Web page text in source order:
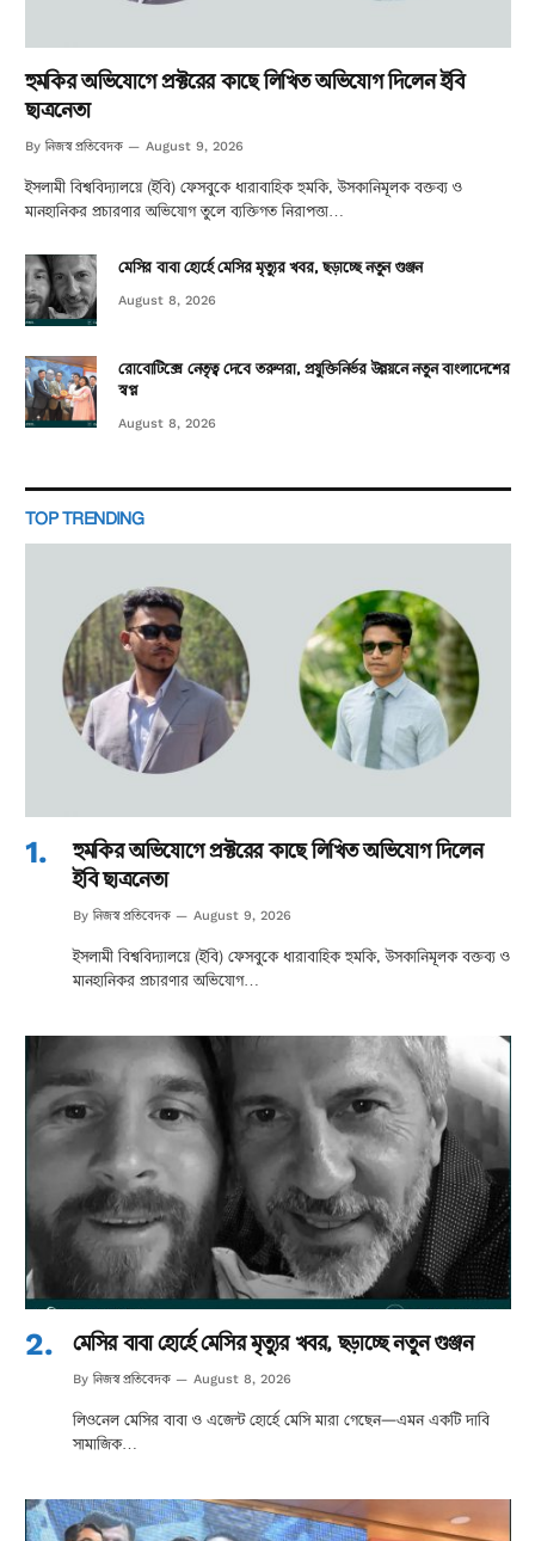
হুমকির অভিযোগে প্রক্টরের কাছে লিখিত অভিযোগ দিলেন ইবি
ছাত্রনেতা
By নিজস্ব প্রতিবেদক August 9, 2026
ইসলামী বিশ্ববিদ্যালয়ে (ইবি) ফেসবুকে ধারাবাহিক হুমকি, উসকানিমূলক বক্তব্য ও
মানহানিকর প্রচারণার অভিযোগ তুলে ব্যক্তিগত নিরাপত্তা…
মেসির বাবা হোর্হে মেসির মৃত্যুর খবর, ছড়াচ্ছে নতুন গুঞ্জন
August 8, 2026
রোবোটিক্সে নেতৃত্ব দেবে তরুণরা, প্রযুক্তিনির্ভর উন্নয়নে নতুন বাংলাদেশের
স্বপ্ন
August 8, 2026
TOP TRENDING
হুমকির অভিযোগে প্রক্টরের কাছে লিখিত অভিযোগ দিলেন
ইবি ছাত্রনেতা
By নিজস্ব প্রতিবেদক August 9, 2026
ইসলামী বিশ্ববিদ্যালয়ে (ইবি) ফেসবুকে ধারাবাহিক হুমকি, উসকানিমূলক বক্তব্য ও
মানহানিকর প্রচারণার অভিযোগ…
মেসির বাবা হোর্হে মেসির মৃত্যুর খবর, ছড়াচ্ছে নতুন গুঞ্জন
By নিজস্ব প্রতিবেদক August 8, 2026
লিওনেল মেসির বাবা ও এজেন্ট হোর্হে মেসি মারা গেছেন—এমন একটি দাবি
সামাজিক…